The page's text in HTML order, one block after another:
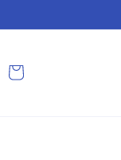
Carrito